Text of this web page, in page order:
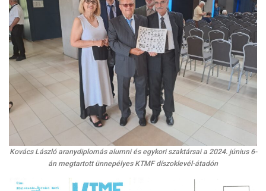
Kovács László aranydiplomás alumni és egykori szaktársai a 2024. június 6-
án megtartott ünnepélyes KTMF díszoklevél-átadón